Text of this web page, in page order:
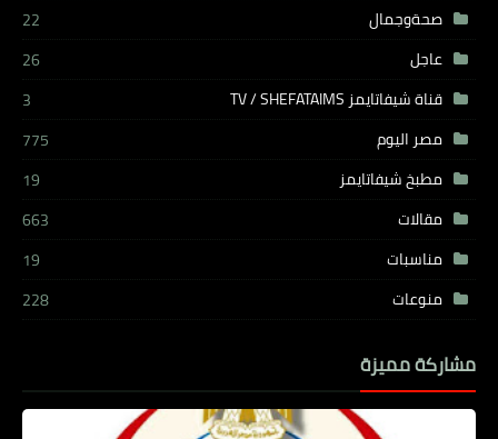
صحةوجمال
22
عاجل
26
قناة شيفاتايمز TV / SHEFATAIMS
3
مصر اليوم
775
مطبخ شيفاتايمز
19
مقالات
663
مناسبات
19
منوعات
228
مشاركة مميزة